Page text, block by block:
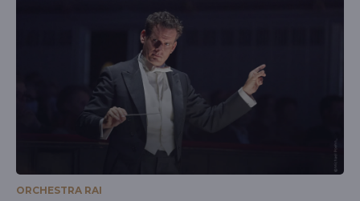
ORCHESTRA RAI